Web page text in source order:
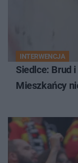
INTERWENCJA
Siedlce: Brud
Mieszkańcy